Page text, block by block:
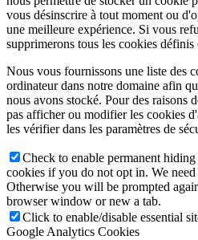
vous désinscrire à tout moment ou
une meilleure expérience. Si vous
supprimerons tous les cookies définis
Nous vous fournissons une liste des
ordinateur dans notre domaine afin
nous avons stocké. Pour des raisons
pas afficher ou modifier les cookies
les vérifier dans les paramètres de
Check to enable permanent
cookies if you do not opt in. We
Otherwise you will be prompted
browser window or new a tab.
Click to enable/disable essential
Google Analytics Cookies